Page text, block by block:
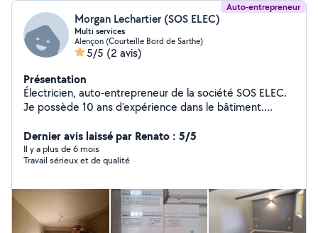
Auto-entrepreneur
Morgan Lechartier (SOS ELEC)
Multi services
Alençon (Courteille Bord de Sarthe)
5/5 (2 avis)
Présentation
Électricien, auto-entrepreneur de la société SOS ELEC.
Je possède 10 ans d'expérience dans le bâtiment.
de placo, carrelage...). Mais également entretien de
jardin.
Dernier avis laissé par Renato : 5/5
Il y a plus de 6 mois
Travail sérieux et de qualité